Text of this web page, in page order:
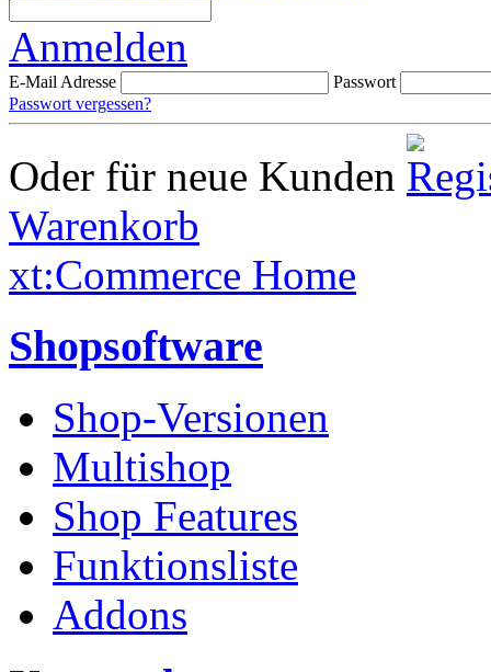
Anmelden
E-Mail Adresse
Passwort
Passwort vergessen?
Oder für neue Kunden
Warenkorb
xt:Commerce Home
Shopsoftware
Shop-Versionen
Multishop
Shop Features
Funktionsliste
Addons